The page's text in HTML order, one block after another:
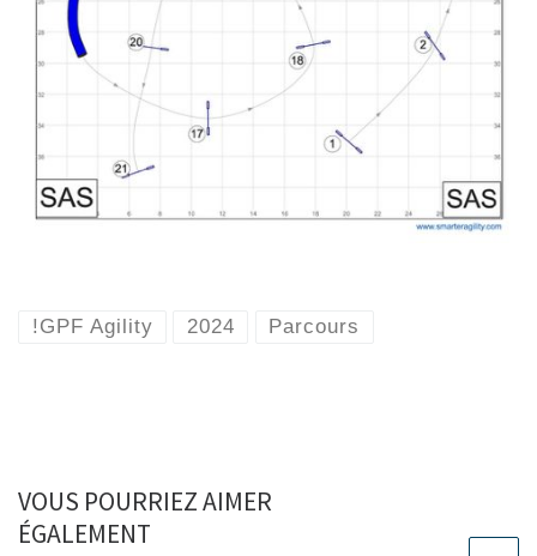
!GPF Agility 2024 Parcours
VOUS POURRIEZ AIMER
ÉGALEMENT